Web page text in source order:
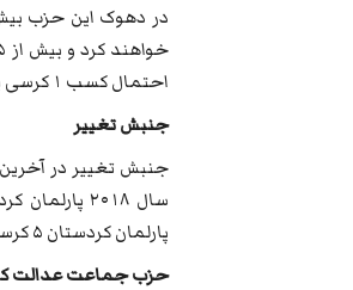
احتمال کسب ۱ کرسی برای آنها وجود دارد بنابراین مجموع کرسی‌های آنها به حدود ۱۰ کرسی خواهد رسید.
جنبش تغییر
پارلمان کردستان ۵ کرسی کسب کنند، در سلیمانیه ۳ کرسی و در اربیل دو کرسی.
حزب جماعت عدالت